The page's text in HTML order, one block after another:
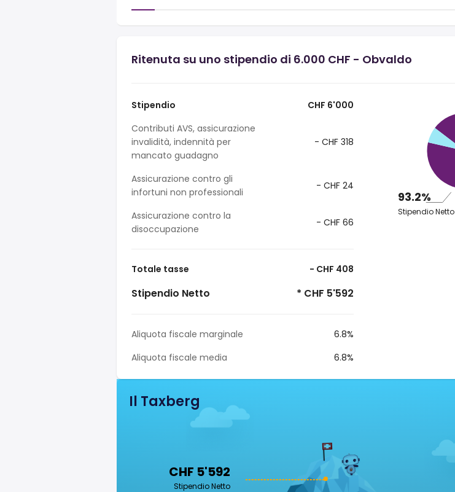
Ritenuta su uno stipendio di 6.000 CHF - Obvaldo
Stipendio
CHF 6'000
Contributi AVS, assicurazione
invalidità, indennità per
mancato guadagno
- CHF 318
Assicurazione contro gli
infortuni non professionali
- CHF 24
Assicurazione contro la
disoccupazione
- CHF 66
Totale tasse - CHF 408
Stipendio Netto * CHF 5'592
Aliquota fiscale marginale
6.8%
Aliquota fiscale media
6.8%
93.2%
Stipendio Netto
Il Taxberg
CHF 5'592
Stipendio Netto